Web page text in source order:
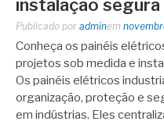
instalação
Publicado por adminem
Conheça os painéis
projetos sob medida e
Os painéis elétricos
organização, proteção e
em indústrias. Eles